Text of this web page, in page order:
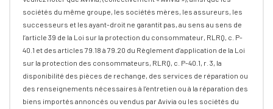
sociétés du même groupe, les sociétés mères, les assureurs, les
successeurs et les ayant-droit ne garantit pas, au sens au sens de
l’article 39 de la Loi sur la protection du consommateur, RLRQ, c. P-
40.1 et des articles 79.18 à 79.20 du Règlement d’application de la Loi
sur la protection des consommateurs, RLRQ, c. P-40.1, r. 3, la
disponibilité des pièces de rechange, des services de réparation ou
des renseignements nécessaires à l’entretien ou à la réparation des
biens importés annoncés ou vendus par Avivia ou les sociétés du